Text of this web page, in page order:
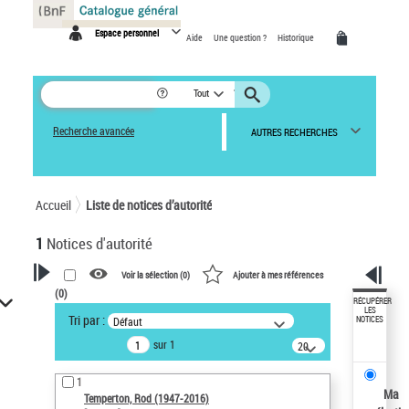
Espace personnel Aide Une question ? Historique
Tout
Recherche avancée AUTRES RECHERCHES
Accueil Liste de notices d’autorité
1 Notices d'autorité
VOTRE RECHERCHE
Recherche avancée dans les
notices d’autorité
Œuvres liées à l'auteur :
Temperton, Rod (1947-2016)
Voir la sélection (0) Ajouter à mes références
(0)
Tri par : Défaut
sur 1
20
résultats/page
1
Temperton, Rod (1947-2016)
RÉCUPÉRER
LES
NOTICES
Ma
Panneau de gestion des cookies